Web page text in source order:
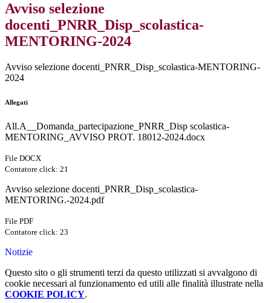
Avviso selezione
docenti_PNRR_Disp_scolastica-
MENTORING-2024
Avviso selezione docenti_PNRR_Disp_scolastica-MENTORING-
2024
Allegati
All.A__Domanda_partecipazione_PNRR_Disp scolastica-
MENTORING_AVVISO PROT. 18012-2024.docx
File DOCX
Contatore click: 21
Avviso selezione docenti_PNRR_Disp_scolastica-
MENTORING.-2024.pdf
File PDF
Contatore click: 23
Notizie
Questo sito o gli strumenti terzi da questo utilizzati si avvalgono di
cookie necessari al funzionamento ed utili alle finalità illustrate nella
COOKIE POLICY.